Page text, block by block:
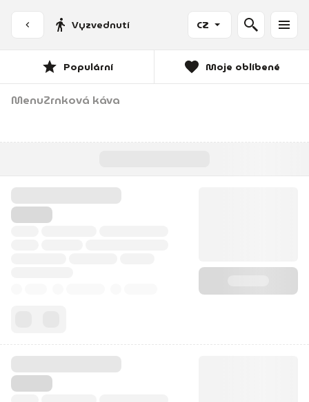
Vyzvednutí CZ
Populární Moje oblíbené
MenuZrnková káva